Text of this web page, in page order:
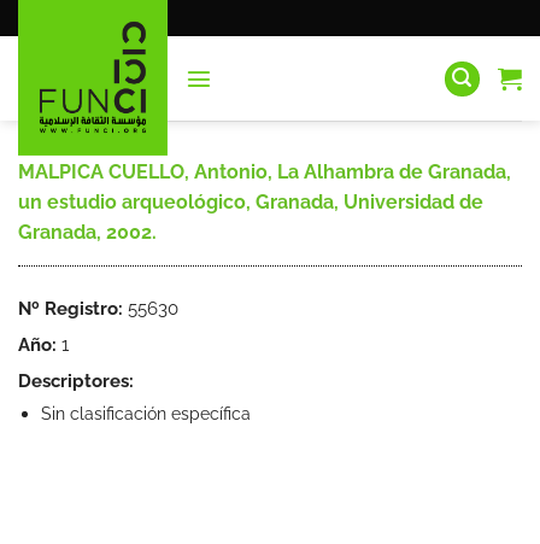
al
MALPICA CUELLO, Antonio, La Alhambra de Granada,
un estudio arqueológico, Granada, Universidad de
Granada, 2002.
Nº Registro: 55630
Año: 1
Descriptores:
Sin clasificación específica